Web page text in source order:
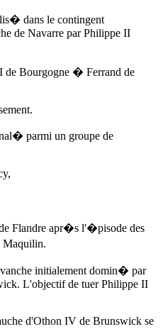
dans le contingent
de Navarre par Philippe II
de Bourgogne � Ferrand de
parmi un groupe de
Flandre apr�s l'�pisode des
Maquilin.
initialement domin� par
L'objectif de tuer Philippe II
d'Othon IV de Brunswick se